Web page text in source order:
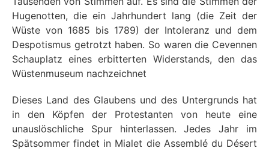
Hugenotten, die ein Jahrhundert lang (die Zeit der
Wüste von 1685 bis 1789) der Intoleranz und dem
Despotismus getrotzt haben. So waren die Cevennen
Schauplatz eines erbitterten Widerstands, den das
Wüstenmuseum nachzeichnet
Dieses Land des Glaubens und des Untergrunds hat
in den Köpfen der Protestanten von heute eine
unauslöschliche Spur hinterlassen. Jedes Jahr im
Spätsommer findet in Mialet die Assemblé du Désert